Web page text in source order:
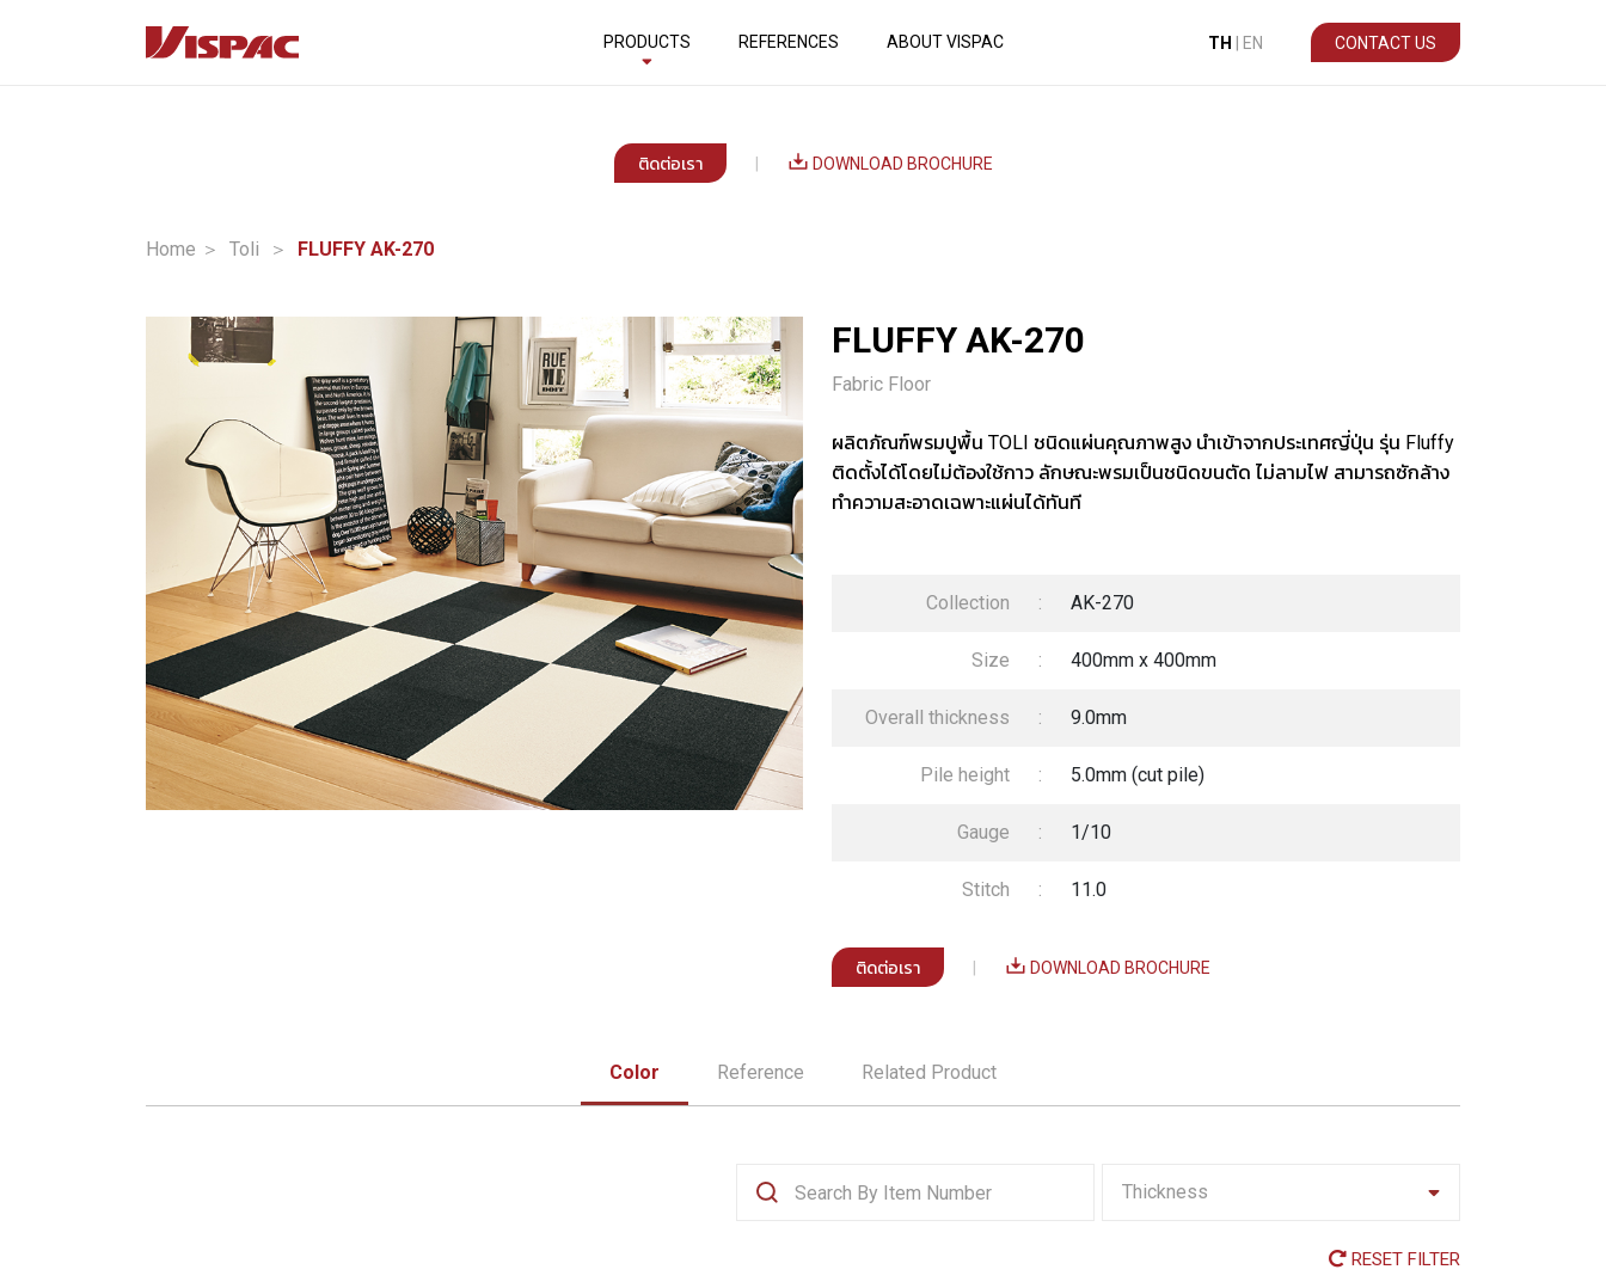
PRODUCTS REFERENCES ABOUT VISPAC TH | EN CONTACT US
ติดต่อเรา | DOWNLOAD BROCHURE
Home ＞ Toli ＞ FLUFFY AK-270
FLUFFY AK-270
Fabric Floor
ผลิตภัณฑ์พรมปูพื้น TOLI ชนิดแผ่นคุณภาพสูง นำเข้าจากประเทศญี่ปุ่น รุ่น Fluffy
ติดตั้งได้โดยไม่ต้องใช้กาว ลักษณะพรมเป็นชนิดขนตัด ไม่ลามไฟ สามารถซักล้าง
ทำความสะอาดเฉพาะแผ่นได้ทันที
Collection : AK-270
Size : 400mm x 400mm
Overall thickness : 9.0mm
Pile height : 5.0mm (cut pile)
Gauge : 1/10
Stitch : 11.0
ติดต่อเรา | DOWNLOAD BROCHURE
Color Reference Related Product
Thickness
RESET FILTER